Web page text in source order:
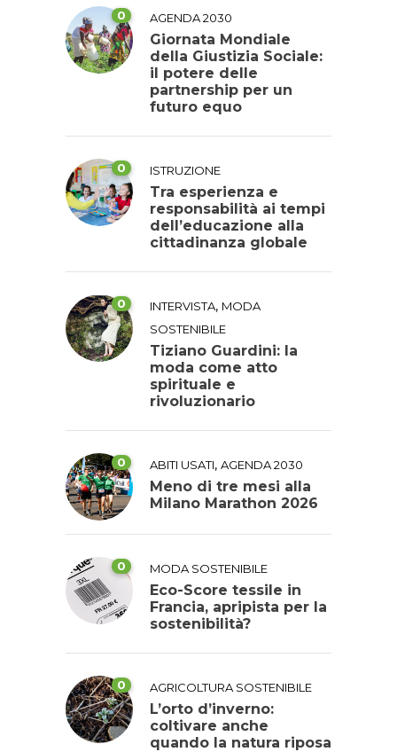
0 AGENDA 2030
Giornata Mondiale
della Giustizia Sociale:
il potere delle
partnership per un
futuro equo
0 ISTRUZIONE
Tra esperienza e
responsabilità ai tempi
dell’educazione alla
cittadinanza globale
0 INTERVISTA, MODA
SOSTENIBILE
Tiziano Guardini: la
moda come atto
spirituale e
rivoluzionario
0 ABITI USATI, AGENDA 2030
Meno di tre mesi alla
Milano Marathon 2026
0 MODA SOSTENIBILE
Eco-Score tessile in
Francia, apripista per la
sostenibilità?
0 AGRICOLTURA SOSTENIBILE
L’orto d’inverno:
coltivare anche
quando la natura riposa